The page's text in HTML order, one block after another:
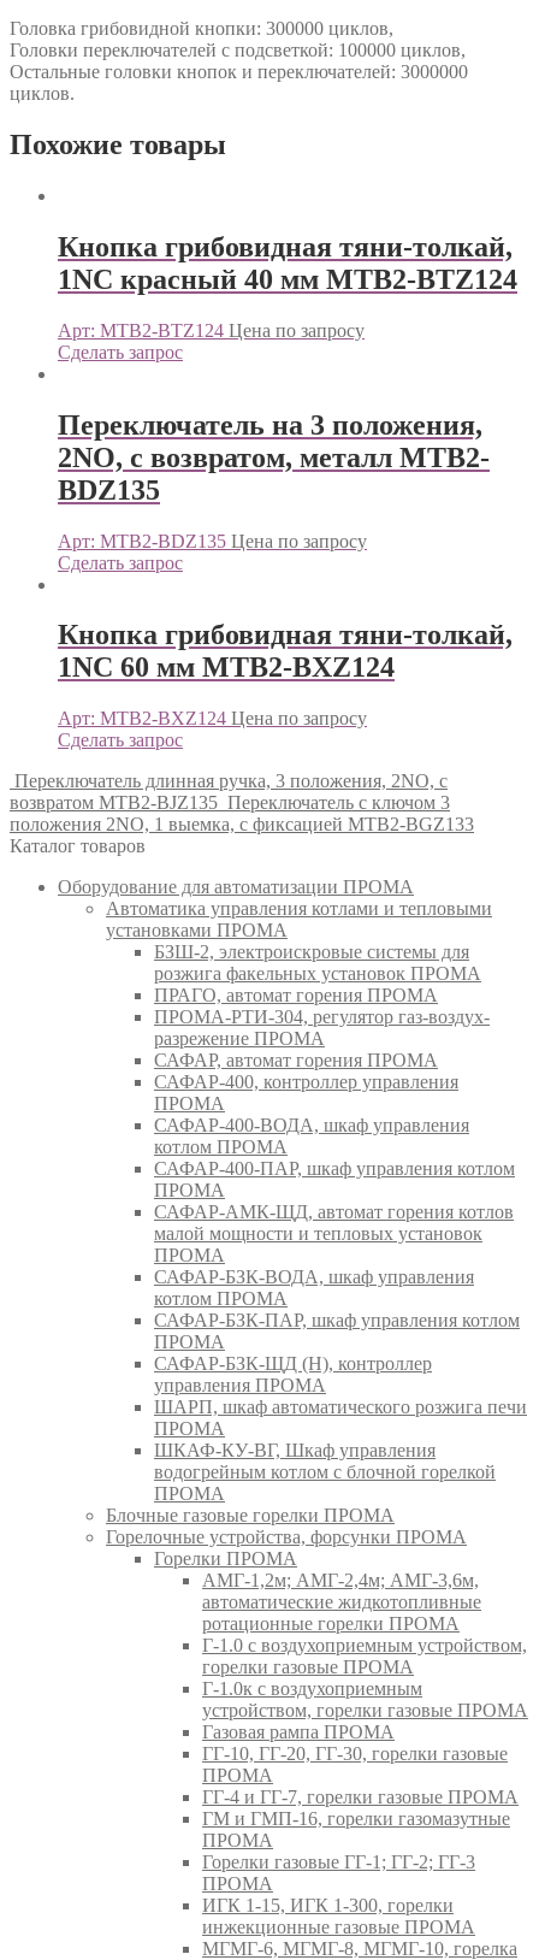
Головка грибовидной кнопки: 300000 циклов,
Головки переключателей с подсветкой: 100000 циклов,
Остальные головки кнопок и переключателей: 3000000
циклов.
Похожие товары
Кнопка грибовидная тяни-толкай,
1NC красный 40 мм MTB2-BTZ124
Арт: MTB2-BTZ124 Цена по запросу
Сделать запрос
Переключатель на 3 положения,
2NO, с возвратом, металл MTB2-
BDZ135
Арт: MTB2-BDZ135 Цена по запросу
Сделать запрос
Кнопка грибовидная тяни-толкай,
1NC 60 мм MTB2-BXZ124
Арт: MTB2-BXZ124 Цена по запросу
Сделать запрос
Переключатель длинная ручка, 3 положения, 2NO, с
возвратом MTB2-BJZ135 Переключатель с ключом 3
положения 2NO, 1 выемка, с фиксацией MTB2-BGZ133
Каталог товаров
Оборудование для автоматизации ПРОМА
Автоматика управления котлами и тепловыми
установками ПРОМА
БЗШ-2, электроискровые системы для
розжига факельных установок ПРОМА
ПРАГО, автомат горения ПРОМА
ПРОМА-РТИ-304, регулятор газ-воздух-
разрежение ПРОМА
САФАР, автомат горения ПРОМА
САФАР-400, контроллер управления
ПРОМА
САФАР-400-ВОДА, шкаф управления
котлом ПРОМА
САФАР-400-ПАР, шкаф управления котлом
ПРОМА
САФАР-АМК-ЩД, автомат горения котлов
малой мощности и тепловых установок
ПРОМА
САФАР-БЗК-ВОДА, шкаф управления
котлом ПРОМА
САФАР-БЗК-ПАР, шкаф управления котлом
ПРОМА
САФАР-БЗК-ЩД (Н), контроллер
управления ПРОМА
ШАРП, шкаф автоматического розжига печи
ПРОМА
ШКАФ-КУ-ВГ, Шкаф управления
водогрейным котлом с блочной горелкой
ПРОМА
Блочные газовые горелки ПРОМА
Горелочные устройства, форсунки ПРОМА
Горелки ПРОМА
АМГ-1,2м; АМГ-2,4м; АМГ-3,6м,
автоматические жидкотопливные
ротационные горелки ПРОМА
Г-1.0 с воздухоприемным устройством,
горелки газовые ПРОМА
Г-1.0к с воздухоприемным
устройством, горелки газовые ПРОМА
Газовая рампа ПРОМА
ГГ-10, ГГ-20, ГГ-30, горелки газовые
ПРОМА
ГГ-4 и ГГ-7, горелки газовые ПРОМА
ГМ и ГМП-16, горелки газомазутные
ПРОМА
Горелки газовые ГГ-1; ГГ-2; ГГ-3
ПРОМА
ИГК 1-15, ИГК 1-300, горелки
инжекционные газовые ПРОМА
МГМГ-6, МГМГ-8, МГМГ-10, горелка